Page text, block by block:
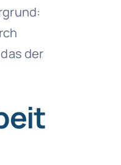
der